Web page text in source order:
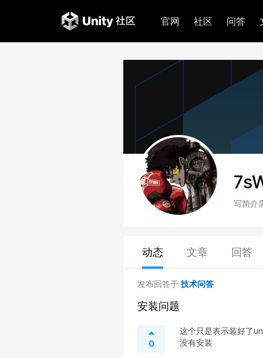
官网 社区 问答
写简介
动态 文章 回答
发布回答于 技术问答
安装问题
0
这个只是表示装好了
没有安装